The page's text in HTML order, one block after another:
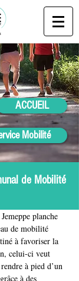
ACCUEIL
Mobilité
de Mobilité
planche
de mobilité
à favoriser la
celui-ci veut
à pied d’un
à des